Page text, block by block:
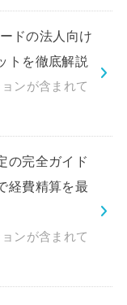
ドの法人向け
トを徹底解説
の完全ガイド
経費精算を最